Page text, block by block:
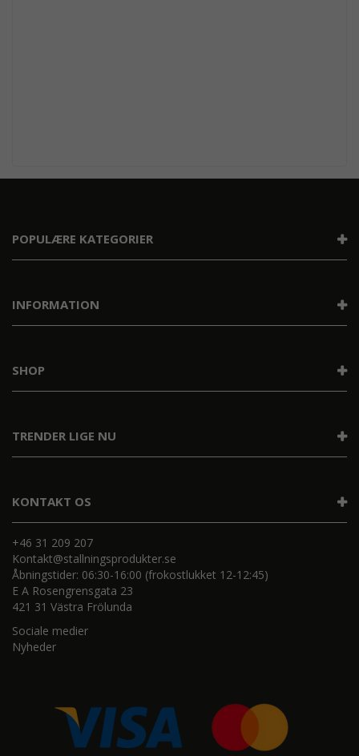
KONTAKT OS
+46 31 209 207
Kontakt@stallningsprodukter.se
Åbningstider: 06:30-16:00 (frokostlukket 12-12:45)
E A Rosengrensgata 23
421 31 Västra Frölunda
Sociale medier
Nyheder
POPULÆRE KATEGORIER
INFORMATION
TRENDER LIGE NU
SHOP